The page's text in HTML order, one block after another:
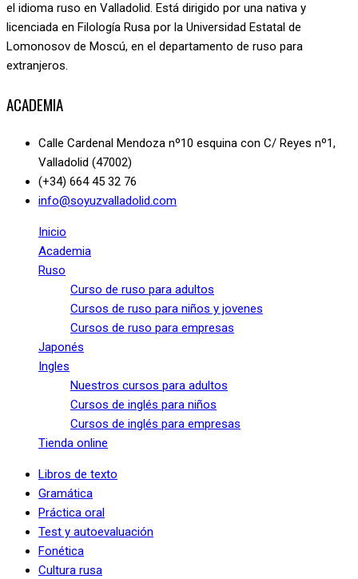
el idioma ruso en Valladolid. Está dirigido por una nativa y
licenciada en Filología Rusa por la Universidad Estatal de
Lomonosov de Moscú, en el departamento de ruso para
extranjeros.
ACADEMIA
Calle Cardenal Mendoza nº10 esquina con C/ Reyes nº1,
Valladolid (47002)
(+34) 664 45 32 76
info@soyuzvalladolid.com
Inicio
Academia
Ruso
Curso de ruso para adultos
Cursos de ruso para niños y jovenes
Cursos de ruso para empresas
Japonés
Ingles
Nuestros cursos para adultos
Cursos de inglés para niños
Cursos de inglés para empresas
Tienda online
Libros de texto
Gramática
Práctica oral
Test y autoevaluación
Fonética
Cultura rusa